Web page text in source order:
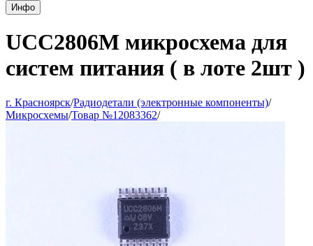
Инфо
UCC2806M микросхема для
систем питания ( в лоте 2шт )
г. Красноярск/Радиодетали (электронные компоненты)/
Микросхемы/Товар №12083362/